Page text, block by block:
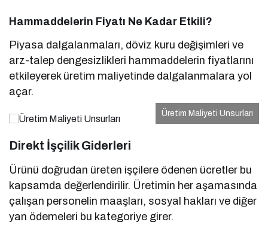
Hammaddelerin Fiyatı Ne Kadar Etkili?
Piyasa dalgalanmaları, döviz kuru değişimleri ve
arz-talep dengesizlikleri hammaddelerin fiyatlarını
etkileyerek üretim maliyetinde dalgalanmalara yol
açar.
Üretim Maliyeti Unsurları
Direkt İşçilik Giderleri
Ürünü doğrudan üreten işçilere ödenen ücretler bu
kapsamda değerlendirilir. Üretimin her aşamasında
çalışan personelin maaşları, sosyal hakları ve diğer
yan ödemeleri bu kategoriye girer.